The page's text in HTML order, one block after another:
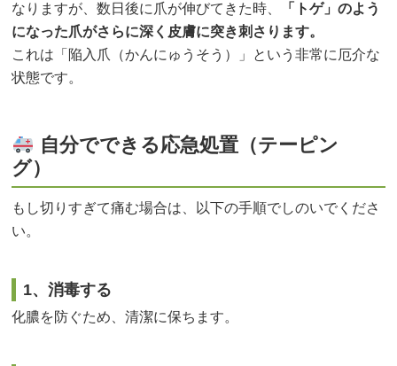
なりますが、数日後に爪が伸びてきた時、
「トゲ」のよう
になった爪がさらに深く皮膚に突き刺さります。
これは「陥入爪（かんにゅうそう）」という非常に厄介な
状態です。
自分でできる応急処置（テーピン
グ）
もし切りすぎて痛む場合は、以下の手順でしのいでくださ
い。
1、消毒する
化膿を防ぐため、清潔に保ちます。